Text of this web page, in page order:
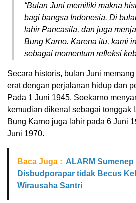
“Bulan Juni memiliki makna
bagi bangsa Indonesia. Di
lahir Pancasila, dan juga
Bung Karno. Karena itu, kami
sebagai momentum refleksi
Secara historis, bulan Juni
erat dengan perjalanan hidup dan
Pada 1 Juni 1945, Soekarno
kemudian dikenal sebagai tonggak
Bung Karno juga lahir pada 6 Juni
Juni 1970.
Baca Juga : ALARM Sumenep
Disbudporapar tidak Becus
Wirausaha Santri